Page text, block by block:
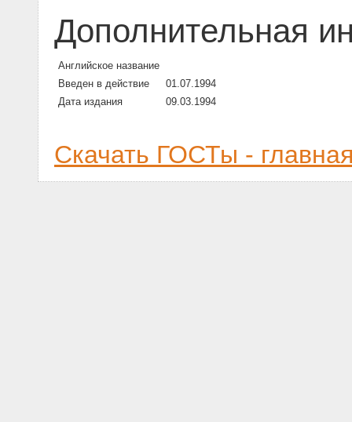
Дополнительная
Английское название
Введен в действие
01.07.1994
Дата издания
09.03.1994
Скачать ГОСТы -